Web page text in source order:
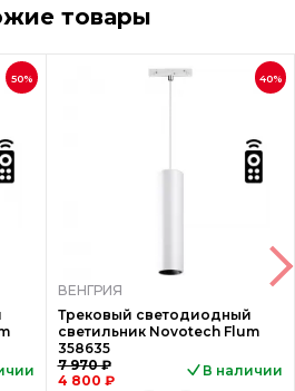
товары
50% 40%
ВЕНГРИЯ
Трековый светодиодный
светильник Novotech Flum
358635
7 970 ₽
4 800 ₽
В наличии